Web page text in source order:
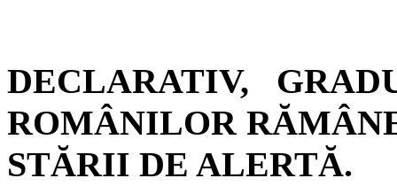
DECLARATIV,
ROMÂNILOR
STĂRII DE ALERTĂ.